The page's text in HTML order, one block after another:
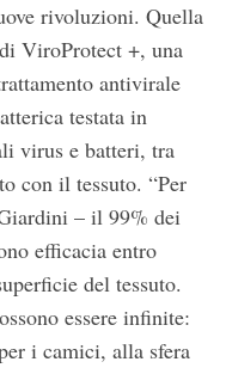
rivoluzioni. Quella
ViroProtect +, una
antivirale
testata in
virus e batteri, tra
con il tessuto. “Per
– il 99% dei
efficacia entro
del tessuto.
essere infinite:
i camici, alla sfera